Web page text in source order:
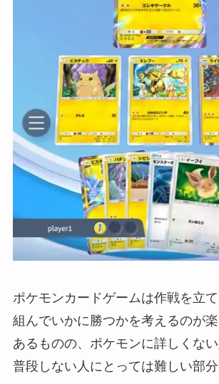
ポケモンカードゲームは作戦を立
組んでいかに勝つかを考えるのが
あるものの、ポケモンに詳しくな
普段しない人にとっては難しい部分